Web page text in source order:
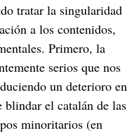
tratar la singularidad
a los contenidos,
Primero, la
serios que nos
un deterioro en
blindar el catalán de las
minoritarios (en